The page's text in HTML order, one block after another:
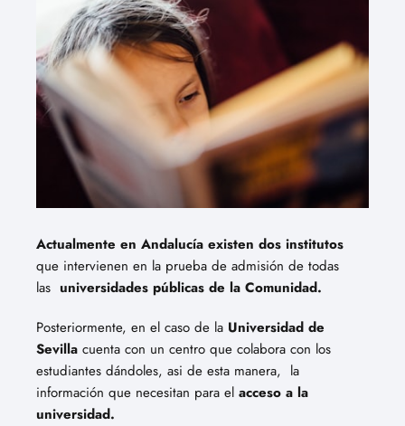
Actualmente en Andalucía existen dos institutos
que intervienen en la prueba de admisión de todas
las universidades públicas de la Comunidad.
Posteriormente, en el caso de la Universidad de
Sevilla cuenta con un centro que colabora con los
estudiantes dándoles, asi de esta manera, la
información que necesitan para el acceso a la
universidad.